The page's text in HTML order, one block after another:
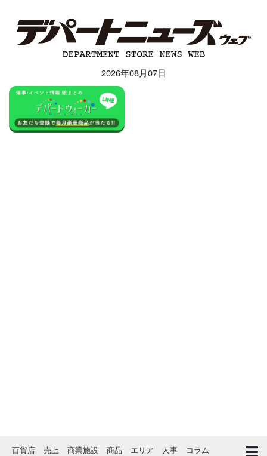
2026年08月07日
百貨店 売上 商業施設 商品 エリア 人事
コラム